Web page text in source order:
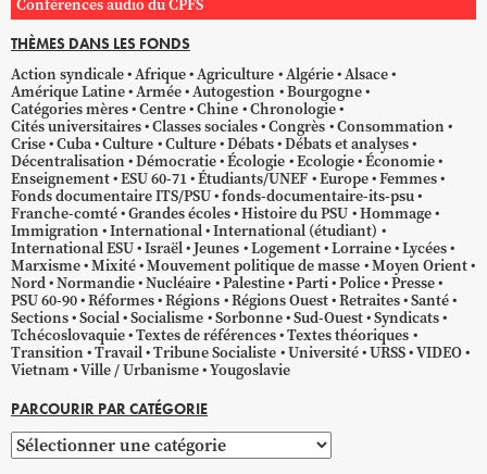
Conférences audio du CPFS
THÈMES DANS LES FONDS
Action syndicale Afrique Agriculture Algérie Alsace
Amérique Latine Armée Autogestion
Bourgogne
Catégories mères Centre Chine Chronologie
Cités universitaires Classes sociales Congrès Consommation
Crise Cuba Culture Culture Débats Débats et analyses
Décentralisation Démocratie Écologie Ecologie Économie
Enseignement ESU 60-71 Étudiants/UNEF Europe Femmes
Fonds documentaire ITS/PSU fonds-documentaire-its-psu
Franche-comté Grandes écoles Histoire du PSU Hommage
Immigration International International (étudiant)
International ESU Israël Jeunes Logement Lorraine Lycées
Marxisme Mixité Mouvement politique de masse Moyen Orient
Nord Normandie Nucléaire Palestine Parti Police Presse
PSU 60-90 Réformes Régions Régions Ouest Retraites Santé
Sections Social Socialisme Sorbonne Sud-Ouest Syndicats
Tchécoslovaquie Textes de références Textes théoriques
Transition Travail Tribune Socialiste Université URSS VIDEO
Vietnam Ville / Urbanisme Yougoslavie
PARCOURIR PAR CATÉGORIE
Parcourir
par